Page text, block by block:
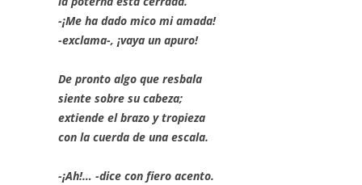
-¡Me ha dado mico mi amada!
-exclama-, ¡vaya un apuro!
De pronto algo que resbala
siente sobre su cabeza;
extiende el brazo y tropieza
con la cuerda de una escala.
-¡Ah!… -dice con fiero acento.